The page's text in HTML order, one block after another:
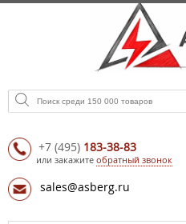
+7 (495) 183-38-83
или закажите обратный звонок
sales@asberg.ru